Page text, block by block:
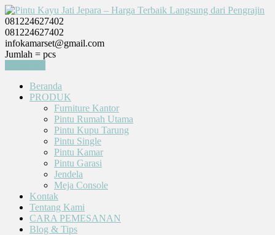
081224627402
081224627402
infokamarset@gmail.com
Jumlah = pcs
Beranda
PRODUK
Furniture Kantor
Pintu Rumah Utama
Pintu Kupu Tarung
Pintu Single
Pintu Kamar
Pintu Garasi
Jendela
Meja Console
Kontak
Tentang Kami
CARA PEMESANAN
Blog & Tips